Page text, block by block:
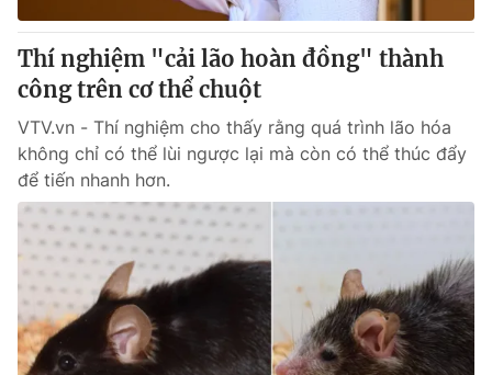
Thí nghiệm "cải lão hoàn đồng" thành
công trên cơ thể chuột
VTV.vn - Thí nghiệm cho thấy rằng quá trình lão hóa
không chỉ có thể lùi ngược lại mà còn có thể thúc đẩy
để tiến nhanh hơn.